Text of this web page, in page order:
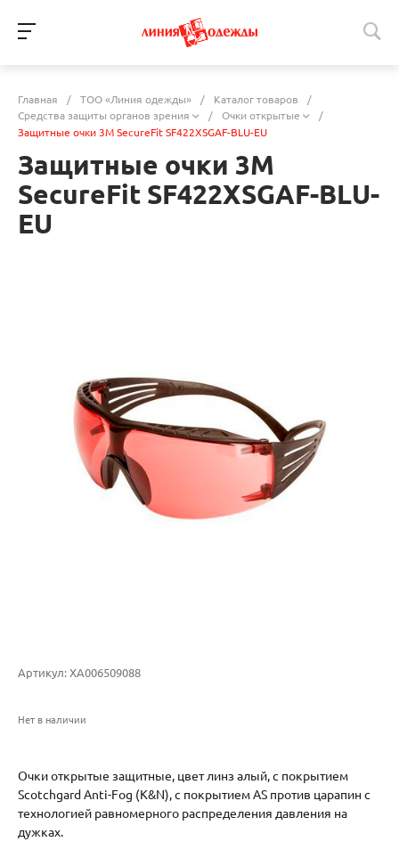
Главная / ТОО «Линия одежды» / Каталог товаров
/
Средства защиты органов зрения
/ Очки открытые
/
Защитные очки 3M SecureFit SF422XSGAF-BLU-EU
Защитные очки 3M
SecureFit SF422XSGAF-BLU-
EU
Артикул: XA006509088
Нет в наличии
Очки открытые защитные, цвет линз алый, с покрытием
Scotchgard Anti-Fog (K&N), с покрытием AS против царапин с
технологией равномерного распределения давления на
дужках.